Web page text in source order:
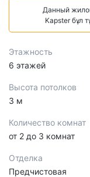
Данный
Kapster бұл
Этажность
6 этажей
Высота потолков
3 м
Количество комнат
от 2 до 3 комнат
Отделка
Предчистовая